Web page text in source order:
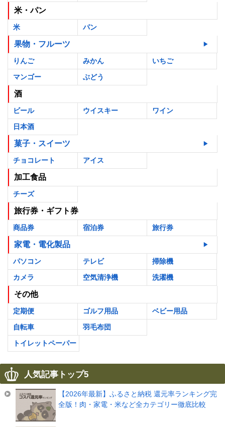
米・パン
米 パン
果物・フルーツ
りんご みかん
いちご
マンゴー
ぶどう
酒
ビール ウイスキー
ワイン
日本酒
菓子・スイーツ
チョコレート アイス
加工食品
チーズ
旅行券・ギフト券
商品券 宿泊券 旅行券
家電・電化製品
パソコン テレビ
掃除機
カメラ
空気清浄機 洗濯機
その他
定期便 ゴルフ用品
ベビー用品
自転車
羽毛布団
トイレットペーパー
人気記事トップ5
【2026年最新】ふるさと納税 還元率ランキング完
全版！肉・家電・米など全カテゴリー徹底比較